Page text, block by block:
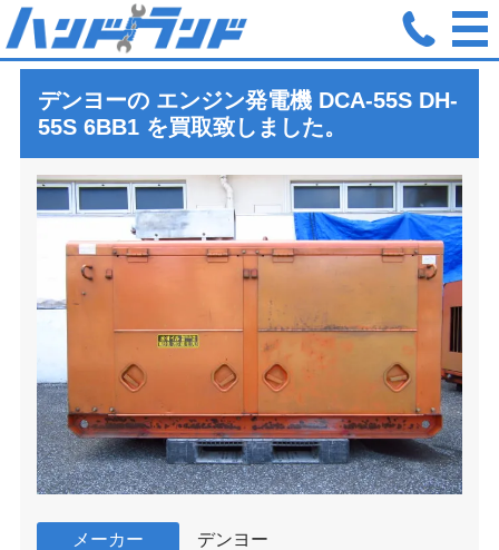
ホーム 買取実績 デンヨー エンジン発電機 DCA-55S DH-55S
デンヨーの エンジン発電機 DCA-55S DH-
55S 6BB1 を買取致しました。
メーカー デンヨー